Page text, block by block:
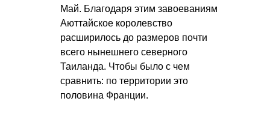
Май. Благодаря этим завоеваниям
Аюттайское королевство
расширилось до размеров почти
всего нынешнего северного
Таиланда. Чтобы было с чем
сравнить: по территории это
половина Франции.